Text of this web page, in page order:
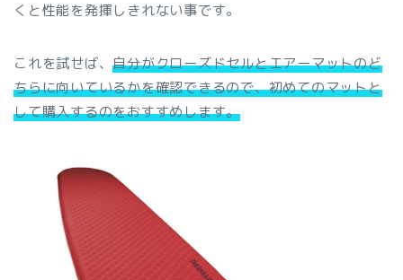
くと性能を発揮しきれない事です。
これを試せば、自分がクローズドセルとエアーマットのど
ちらに向いているかを確認できるので、初めてのマットと
して購入するのをおすすめします。